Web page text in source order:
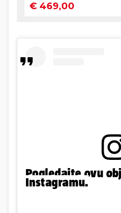
Pogledajte ovu
Instagramu.